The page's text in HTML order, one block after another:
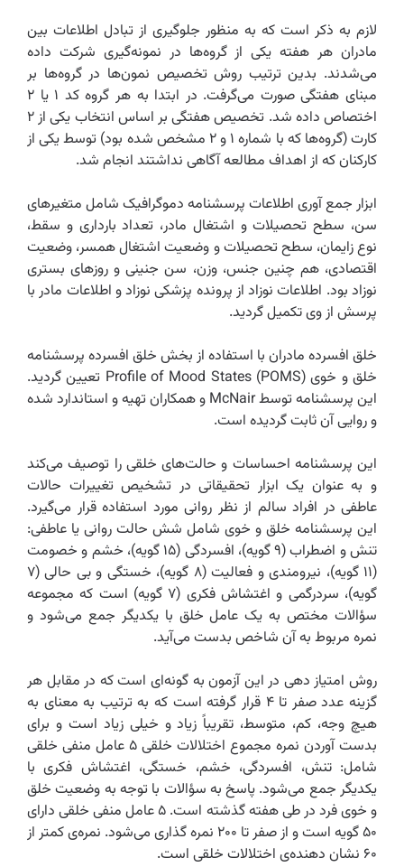
لازم به ذکر است که به منظور جلوگیری از تبادل اطلاعات بین
مادران هر هفته یکی از گروه‌ها در نمونه‌گیری شرکت داده
می‌شدند. بدین ترتیب روش تخصیص نمون‌ها در گروه‌ها بر
مبنای هفتگی صورت می‌گرفت. در ابتدا به هر گروه کد ۱ یا ۲
اختصاص داده شد. تخصیص هفتگی بر اساس انتخاب یکی از ۲
کارت (گروه‌ها که با شماره ۱ و ۲ مشخص شده بود)‌ توسط یکی از
کارکنان که از اهداف مطالعه آگاهی نداشتند انجام شد.‌
ابزار جمع آوری اطلاعات پرسشنامه دموگرافیک شامل متغیرهای
سن، سطح تحصیلات و اشتغال مادر، تعداد بارداری و سقط،
نوع زایمان، سطح تحصیلات و وضعیت اشتغال همسر، وضعیت
اقتصادی، هم چنین جنس، وزن، سن جنینی و روزهای بستری
نوزاد بود. اطلاعات نوزاد از پرونده پزشکی نوزاد و اطلاعات مادر با
پرسش از وی تکمیل گردید.
خلق افسرده مادران با استفاده از بخش خلق افسرده پرسشنامه
خلق و خوی ‌Profile of Mood ‌States (POMS) تعیین گردید.
این پرسشنامه توسط ‌McNair‌ و همکاران تهیه و استاندارد شده
و روایی آن ثابت گردیده است.‌
این پرسشنامه احساسات و حالت‌های خلقی را توصیف می‌کند
و به عنوان یک ابزار تحقیقاتی در تشخیص تغییرات حالات
عاطفی در افراد سالم از نظر روانی مورد استفاده قرار می‌گیرد.
این پرسشنامه خلق و خوی شامل شش حالت روانی یا عاطفی:
تنش و اضطراب (۹ گویه)،‌ افسردگی (۱۵ گویه)، خشم و خصومت
گویه)، سردرگمی و اغتشاش فکری (۷ گویه) است که مجموعه
سؤالات مختص به یک عامل خلق با یکدیگر جمع می‌شود و
نمره مربوط به آن شاخص بدست می‌آید.
روش امتیاز دهی در این آزمون به گونه‌ای است که در مقابل هر
گزینه عدد صفر تا ۴ قرار گرفته است که به ترتیب به معنای به
هیچ وجه، کم، متوسط، تقریباً زیاد و خیلی زیاد است و برای
بدست آوردن نمره مجموع اختلالات خلقی ۵ عامل منفی خلقی
شامل: تنش، افسردگی، خشم، خستگی، اغتشاش فکری با
یکدیگر جمع می‌شود. پاسخ به سؤالات با توجه به وضعیت خلق
و خوی فرد در طی هفته گذشته است. ۵ عامل منفی خلقی دارای
۵۰ گویه است و از صفر تا ۲۰۰ نمره گذاری می‌شود. نمره‌ی کمتر از
۶۰ نشان دهنده‌ی اختلالات خلقی است.‌